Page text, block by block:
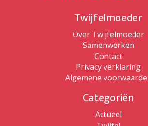
Twijfelmoeder
Over Twijfelmoeder
Samenwerken
Contact
Privacy verklaring
Algemene
Categoriën
Actueel